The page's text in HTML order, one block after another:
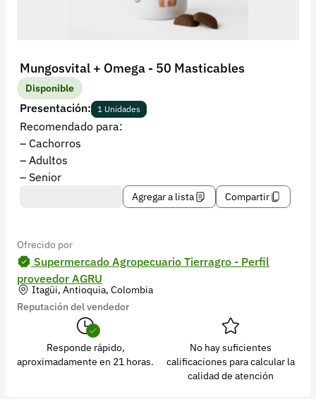
Mungosvital + Omega - 50 Masticables
Disponible
Presentación: 1 Unidades
Recomendado para:
– Cachorros
– Adultos
– Senior
Agregar a lista Compartir
Ofrecido por
Supermercado Agropecuario Tierragro - Perfil
proveedor AGRU
Itagüi, Antioquia, Colombia
Reputación del vendedor
Responde rápido,
aproximadamente en 21 horas.
No hay suficientes
calificaciones para calcular la
calidad de atención
Recuperar contraseña
Contacto
Soporte
+57 323 2931928
contacto@croper.com
© 2026 Croper.com Todos los derechos reservados
Síguenos